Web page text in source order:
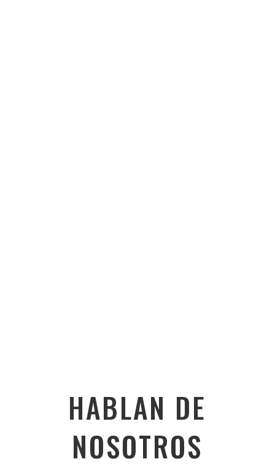
HABLAN DE
NOSOTROS